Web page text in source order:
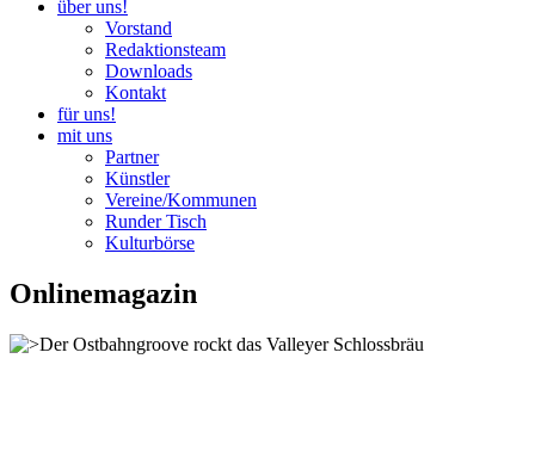
über uns!
Vorstand
Redaktionsteam
Downloads
Kontakt
für uns!
mit uns
Partner
Künstler
Vereine/Kommunen
Runder Tisch
Kulturbörse
Onlinemagazin